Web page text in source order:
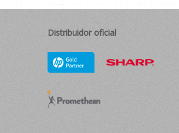
Distribuidor oficial